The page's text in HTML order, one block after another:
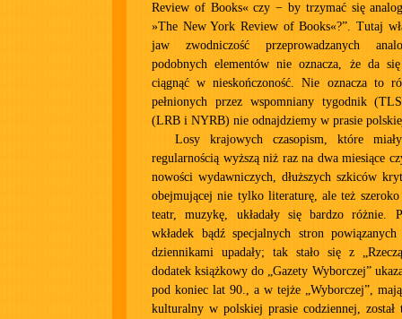
Review of Books« czy − by trzymać się
»The New York Review of Books«?”. Tutaj
jaw zwodniczość przeprowadzanych
podobnych elementów nie oznacza, że da
ciągnąć w nieskończoność. Nie oznacza to
pełnionych przez wspomniany tygodnik
(LRB i NYRB) nie odnajdziemy w prasie
Losy krajowych czasopism, które
regularnością wyższą niż raz na dwa miesiące
nowości wydawniczych, dłuższych szkiców
obejmującej nie tylko literaturę, ale też szeroko
teatr, muzykę, układały się bardzo różnie.
wkładek bądź specjalnych stron
dziennikami upadały; tak stało się z
dodatek książkowy do „Gazety Wyborczej”
pod koniec lat 90., a w tejże „Wyborczej”,
kulturalny w polskiej prasie codziennej,